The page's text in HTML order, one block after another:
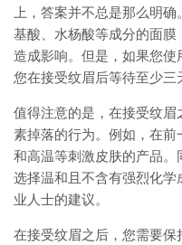
上，答案并不总是那么明
基酸、水杨酸等成分的面
造成影响。但是，如果您
您在接受纹眉后等待至少三
值得注意的是，在接受纹
素掉落的行为。例如，在
和高温等刺激皮肤的产品
选择温和且不含有强烈化
业人士的建议。
在接受纹眉之后，您需要